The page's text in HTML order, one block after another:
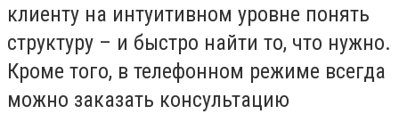
клиенту на интуитивном уровне понять
структуру – и быстро найти то, что нужно.
Кроме того, в телефонном режиме всегда
можно заказать консультацию